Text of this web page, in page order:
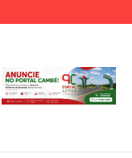
neste
na Amazônia